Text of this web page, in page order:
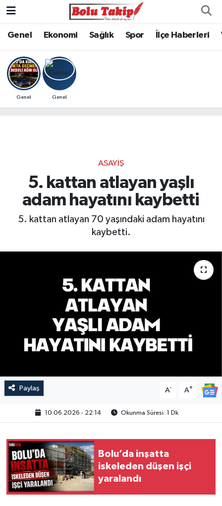
Genel Ekonomi Sağlık Spor İlçe Haberleri
Genel Genel
ASAYIŞ
5. kattan atlayan yaşlı
adam hayatını kaybetti
5. kattan atlayan 70 yaşındaki adam hayatını
kaybetti.
Paylaş A- A+
10.06.2026 - 22:14 Okunma Süresi: 1 Dk
Bolu’da inşatta
iskeleden düşen işçi
yaralandı